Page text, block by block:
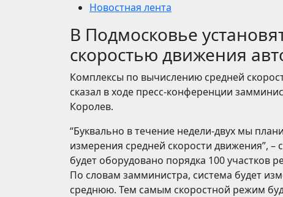
Новостная лента
В Подмосковье
скоростью движения
Комплексы по вычислению средней
сказал в ходе пресс-конференции
Королев.
“Буквально в течение недели-двух мы
измерения средней скорости движения”,
будет оборудовано порядка 100 участков
По словам замминистра, система будет
среднюю. Тем самым скоростной режим